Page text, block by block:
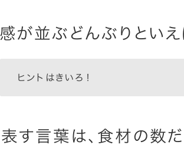
が並ぶどんぶりとい
ヒントはきいろ！
す言葉は、食材の数